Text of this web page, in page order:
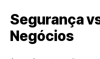
Segurança
Negócios